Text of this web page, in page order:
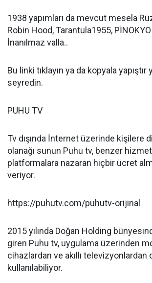
1938 yapımları da mevcut mesela
Robin Hood, Tarantula1955,
İnanılmaz valla..
Bu linki tıklayın ya da kopyala yapıştır
seyredin.
PUHU TV
Tv dışında İnternet üzerinde kişilere
olanağı sunun Puhu tv, benzer
platformalara nazaran hiçbir ücret
veriyor.
https://puhutv.com/puhutv-orijinal
2015 yılında Doğan Holding
giren Puhu tv, uygulama üzerinden
cihazlardan ve akıllı televizyonlardan
kullanılabiliyor.